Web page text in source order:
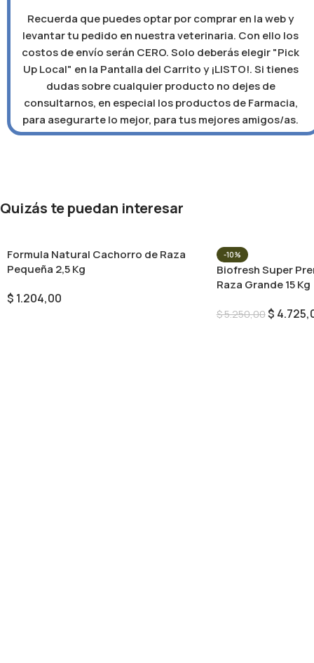
Recuerda que puedes optar por comprar en la web y
levantar tu pedido en nuestra veterinaria. Con ello los
costos de envío serán CERO. Solo deberás elegir "Pick
Up Local" en la Pantalla del Carrito y ¡LISTO!. Si tienes
dudas sobre cualquier producto no dejes de
consultarnos, en especial los productos de Farmacia,
para asegurarte lo mejor, para tus mejores amigos/as.
Quizás te puedan interesar
Formula Natural Cachorro de Raza
Pequeña 2,5 Kg
$ 1.204,00
-10%
Biofresh Super
Raza Grande 15 Kg
$5.250,00$